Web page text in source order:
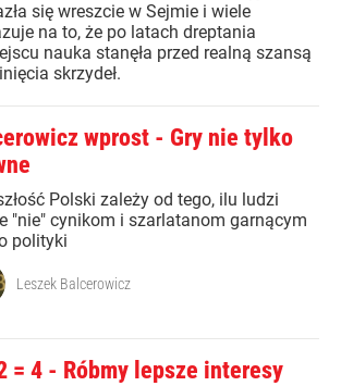
się wreszcie w Sejmie i wiele
na to, że po latach dreptania
nauka stanęła przed realną szansą
skrzydeł.
wprost - Gry nie tylko
Polski zależy od tego, ilu ludzi
"nie" cynikom i szarlatanom garnącym
polityki
Leszek Balcerowicz
= 4 - Róbmy lepsze interesy